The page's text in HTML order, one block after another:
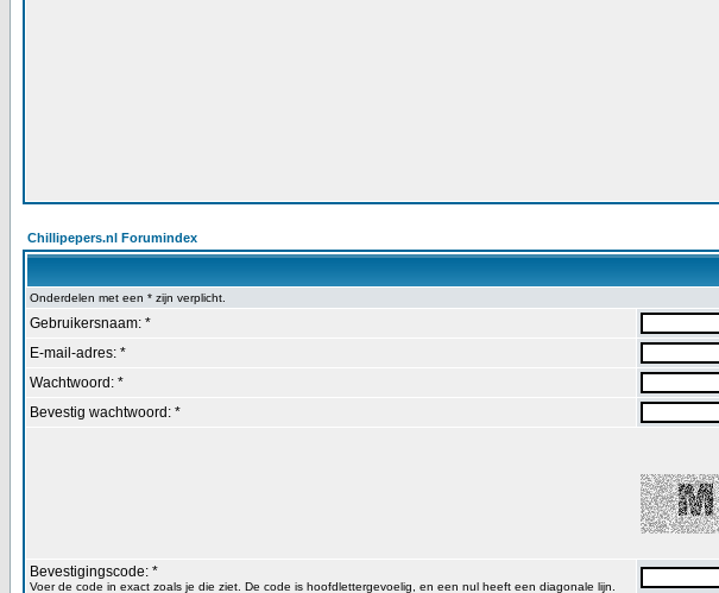
Chillipepers.nl Forumindex
Onderdelen met een * zijn verplicht.
Gebruikersnaam: *
E-mail-adres: *
Wachtwoord: *
Bevestig wachtwoord: *
Bevestigingscode: *
Voer de code in exact zoals je die ziet. De code is hoofdlettergevoelig, en een nul heeft een diagonale lijn.